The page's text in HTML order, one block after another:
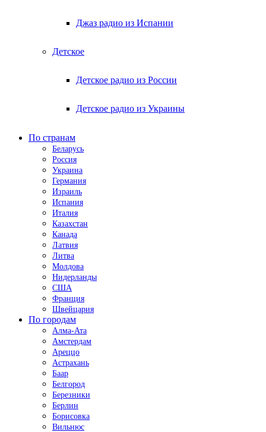
Джаз радио из Испании
Детское
Детское радио из России
Детское радио из Украины
По странам
Беларусь
Россия
Украина
Германия
Израиль
Испания
Италия
Казахстан
Канада
Латвия
Литва
Молдова
Нидерланды
США
Франция
Швейцария
По городам
Алма-Ата
Амстердам
Ареццо
Астрахань
Баар
Белгород
Березники
Берлин
Борисовка
Вильнюс